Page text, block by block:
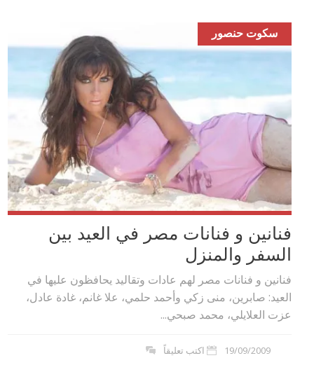
سكوت حنصور
فنانين و فنانات مصر في العيد بين
السفر والمنزل
فنانين و فنانات مصر لهم عادات وتقاليد يحافظون عليها في
العيد: صابرين، منى زكي وأحمد حلمي، علا غانم، غادة عادل،
عزت العلايلي، محمد صبحي...
19/09/2009 اكتب تعليقاً